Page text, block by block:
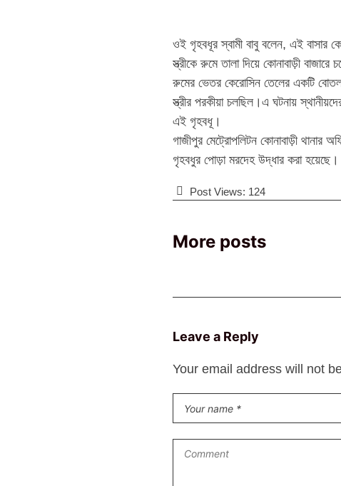
ওই গৃহবধূর স্বামী বাবু বলেন, এই বাসার
স্ত্রীকে রুমে তালা দিয়ে কোনাবাড়ী
রুমের ভেতর কেরোসিন তেলের একটি বোতল
স্ত্রীর পরকীয়া চলছিল।এ ঘটনায়
এই গৃহবধূ।
গাজীপুর মেট্রোপলিটন কোনাবাড়ী থানার
গৃহবধুর পোড়া মরদেহ উদ্ধার করা
Post Views: 124
More posts
Leave a Reply
Your email address will not